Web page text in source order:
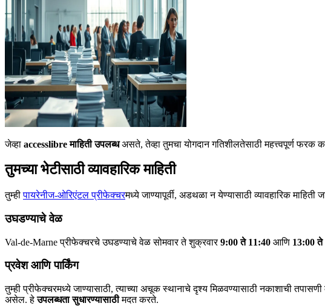
जेव्हा accesslibre माहिती उपलब्धअसते, तेव्हा तुमचा योगदान गतिशीलतेसाठी महत्त्वपूर्ण फरक
तुमच्या भेटीसाठी व्यावहारिक माहिती
तुम्हीपायरेनीज-ओरिएंटल प्रीफेक्चरमध्ये जाण्यापूर्वी, अडथळा न येण्यासाठी व्यावहारिक
उघडण्याचे वेळ
Val-de-Marne प्रीफेक्चरचे उघडण्याचे वेळ सोमवार ते शुक्रवार9:00 ते 11:40 आणि 13:00 ते
प्रवेश आणि पार्किंग
तुम्ही प्रीफेक्चरमध्ये जाण्यासाठी, त्याच्या अचूक स्थानाचे दृश्य मिळवण्यासाठी नकाशाची
असेल. हेउपलब्धता सुधारण्यासाठीमदत करते.